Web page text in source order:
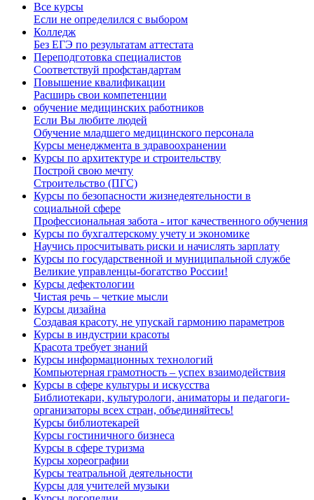
Все курсы
Если не определился с выбором
Колледж
Без ЕГЭ по результатам аттестата
Переподготовка специалистов
Соответствуй профстандартам
Повышение квалификации
Расширь свои компетенции
обучение медицинских работников
Если Вы любите людей
Обучение младшего медицинского персонала
Курсы менеджмента в здравоохранении
Курсы по архитектуре и строительству
Построй свою мечту
Строительство (ПГС)
Курсы по безопасности жизнедеятельности в
социальной сфере
Профессиональная забота - итог качественного обучения
Курсы по бухгалтерскому учету и экономике
Научись просчитывать риски и начислять зарплату
Курсы по государственной и муниципальной службе
Великие управленцы-богатство России!
Курсы дефектологии
Чистая речь – четкие мысли
Курсы дизайна
Создавая красоту, не упускай гармонию параметров
Курсы в индустрии красоты
Красота требует знаний
Курсы информационных технологий
Компьютерная грамотность – успех взаимодействия
Курсы в сфере культуры и искусства
Библиотекари, культурологи, аниматоры и педагоги-
организаторы всех стран, объединяйтесь!
Курсы библиотекарей
Курсы гостиничного бизнеса
Курсы в сфере туризма
Курсы хореографии
Курсы театральной деятельности
Курсы для учителей музыки